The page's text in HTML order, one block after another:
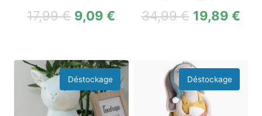
17,99€ 9,09€ 34,99€ 19,89 €